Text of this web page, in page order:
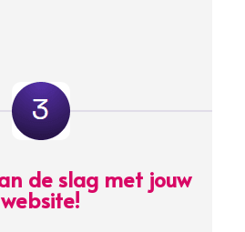
de slag met jouw
website!